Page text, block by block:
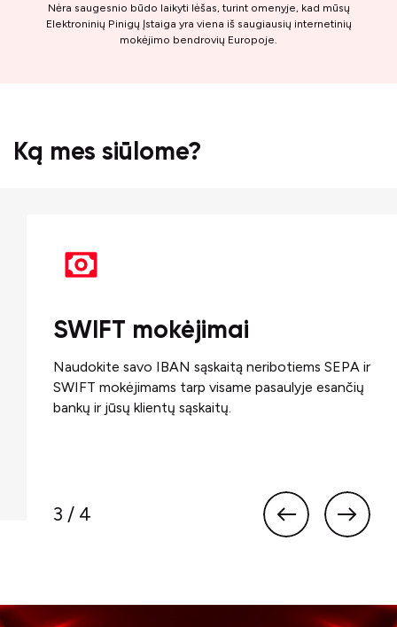
Nėra saugesnio būdo laikyti lėšas, turint omenyje, kad mūsų
Elektroninių Pinigų Įstaiga yra viena iš saugiausių internetinių
mokėjimo bendrovių Europoje.
Ką mes siūlome?
SWIFT mokėjimai
Naudokite savo IBAN sąskaitą neribotiems SEPA ir
SWIFT mokėjimams tarp visame pasaulyje esančių
bankų ir jūsų klientų sąskaitų.
3 / 4